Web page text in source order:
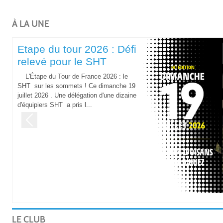
À LA UNE
Etape du tour 2026 : Défi
relevé pour le SHT
L'Étape du Tour de France 2026 : le
SHT sur les sommets ! Ce dimanche 19
juillet 2026 . Une délégation d'une dizaine
d'équipiers SHT a pris l...
LE CLUB